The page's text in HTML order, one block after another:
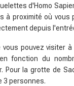
d'Homo
à proximité où vous
depuis
vous pouvez visiter
fonction du
Pour la grotte de
3 personnes.